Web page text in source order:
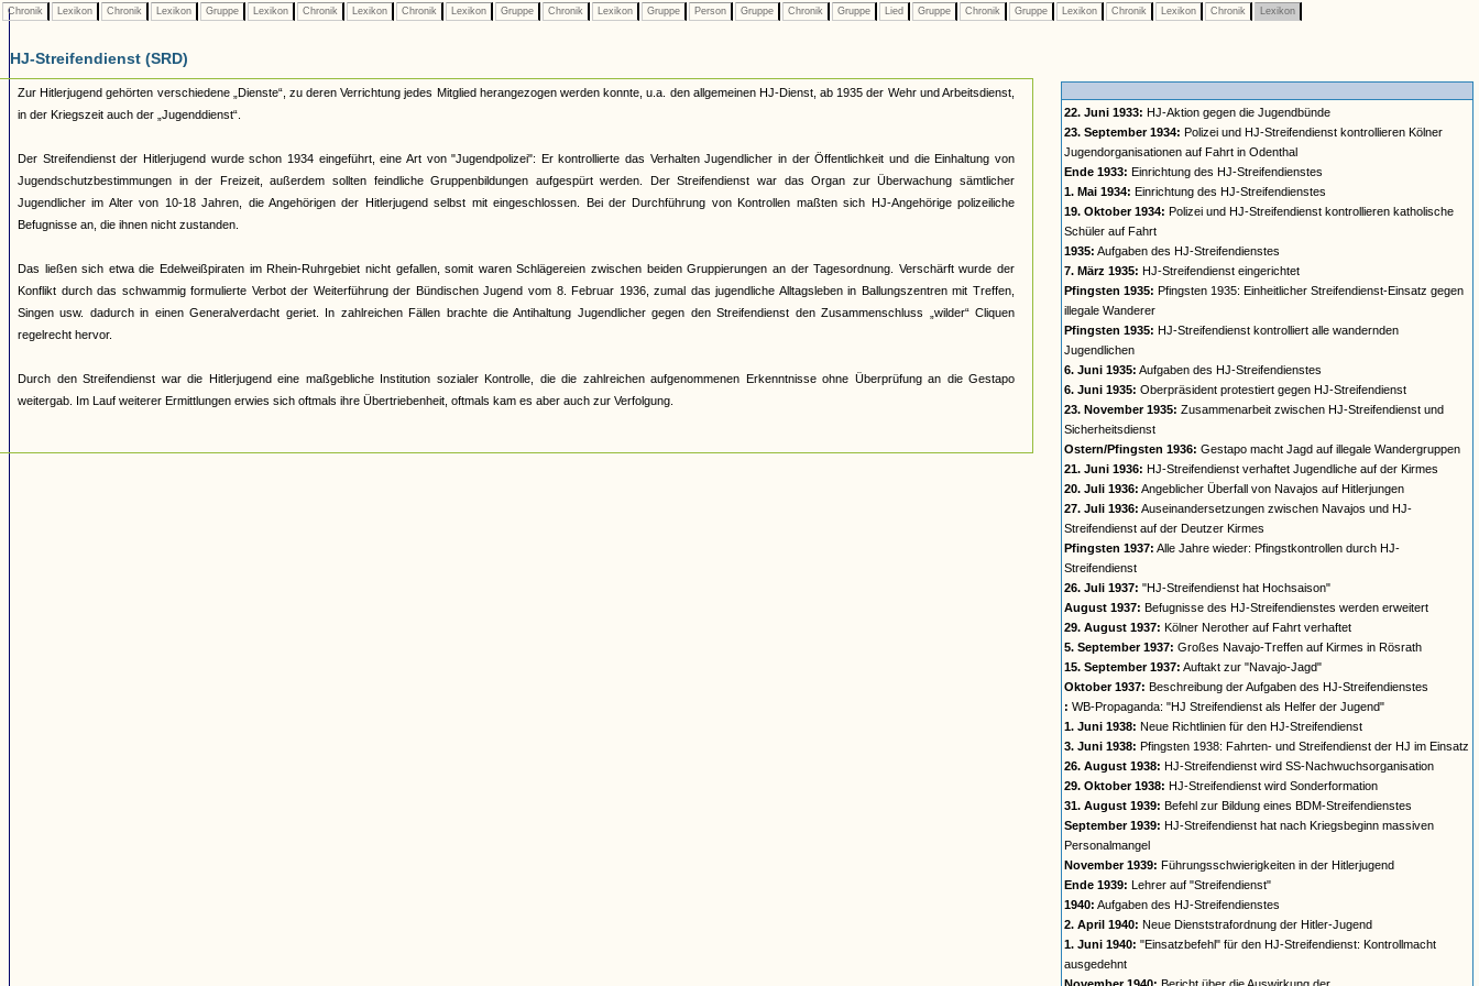
Chronik Lexikon Chronik Lexikon Gruppe Lexikon Chronik Lexikon Chronik Lexikon Gruppe Chronik Lexikon Gruppe Person Gruppe Chronik Gruppe Lied Gruppe Chronik Gruppe Lexikon Chronik Lexikon Chronik Lexikon
HJ-Streifendienst (SRD)
Zur Hitlerjugend gehörten verschiedene „Dienste“, zu deren Verrichtung jedes Mitglied herangezogen werden konnte, u.a. den allgemeinen HJ-Dienst, ab 1935 der Wehr und Arbeitsdienst,
in der Kriegszeit auch der „Jugenddienst“.
Der Streifendienst der Hitlerjugend wurde schon 1934 eingeführt, eine Art von "Jugendpolizei": Er kontrollierte das Verhalten Jugendlicher in der Öffentlichkeit und die Einhaltung von
Jugendschutzbestimmungen in der Freizeit, außerdem sollten feindliche Gruppenbildungen aufgespürt werden. Der Streifendienst war das Organ zur Überwachung sämtlicher
Jugendlicher im Alter von 10-18 Jahren, die Angehörigen der Hitlerjugend selbst mit eingeschlossen. Bei der Durchführung von Kontrollen maßten sich HJ-Angehörige polizeiliche
Befugnisse an, die ihnen nicht zustanden.
Das ließen sich etwa die Edelweißpiraten im Rhein-Ruhrgebiet nicht gefallen, somit waren Schlägereien zwischen beiden Gruppierungen an der Tagesordnung. Verschärft wurde der
Konflikt durch das schwammig formulierte Verbot der Weiterführung der Bündischen Jugend vom 8. Februar 1936, zumal das jugendliche Alltagsleben in Ballungszentren mit Treffen,
Singen usw. dadurch in einen Generalverdacht geriet. In zahlreichen Fällen brachte die Antihaltung Jugendlicher gegen den Streifendienst den Zusammenschluss „wilder“ Cliquen
regelrecht hervor.
Durch den Streifendienst war die Hitlerjugend eine maßgebliche Institution sozialer Kontrolle, die die zahlreichen aufgenommenen Erkenntnisse ohne Überprüfung an die Gestapo
weitergab. Im Lauf weiterer Ermittlungen erwies sich oftmals ihre Übertriebenheit, oftmals kam es aber auch zur Verfolgung.
22. Juni 1933: HJ-Aktion gegen die Jugendbünde
23. September 1934: Polizei und HJ-Streifendienst kontrollieren Kölner
Jugendorganisationen auf Fahrt in Odenthal
Ende 1933: Einrichtung des HJ-Streifendienstes
1. Mai 1934: Einrichtung des HJ-Streifendienstes
19. Oktober 1934: Polizei und HJ-Streifendienst kontrollieren katholische
Schüler auf Fahrt
1935: Aufgaben des HJ-Streifendienstes
7. März 1935: HJ-Streifendienst eingerichtet
Pfingsten 1935: Pfingsten 1935: Einheitlicher Streifendienst-Einsatz gegen
illegale Wanderer
Pfingsten 1935: HJ-Streifendienst kontrolliert alle wandernden
Jugendlichen
6. Juni 1935: Aufgaben des HJ-Streifendienstes
6. Juni 1935: Oberpräsident protestiert gegen HJ-Streifendienst
23. November 1935: Zusammenarbeit zwischen HJ-Streifendienst und
Sicherheitsdienst
Ostern/Pfingsten 1936: Gestapo macht Jagd auf illegale Wandergruppen
21. Juni 1936: HJ-Streifendienst verhaftet Jugendliche auf der Kirmes
20. Juli 1936: Angeblicher Überfall von Navajos auf Hitlerjungen
27. Juli 1936: Auseinandersetzungen zwischen Navajos und HJ-
Streifendienst auf der Deutzer Kirmes
Pfingsten 1937: Alle Jahre wieder: Pfingstkontrollen durch HJ-
Streifendienst
26. Juli 1937: "HJ-Streifendienst hat Hochsaison"
August 1937: Befugnisse des HJ-Streifendienstes werden erweitert
29. August 1937: Kölner Nerother auf Fahrt verhaftet
5. September 1937: Großes Navajo-Treffen auf Kirmes in Rösrath
15. September 1937: Auftakt zur "Navajo-Jagd"
Oktober 1937: Beschreibung der Aufgaben des HJ-Streifendienstes
: WB-Propaganda: "HJ Streifendienst als Helfer der Jugend"
1. Juni 1938: Neue Richtlinien für den HJ-Streifendienst
3. Juni 1938: Pfingsten 1938: Fahrten- und Streifendienst der HJ im Einsatz
26. August 1938: HJ-Streifendienst wird SS-Nachwuchsorganisation
29. Oktober 1938: HJ-Streifendienst wird Sonderformation
31. August 1939: Befehl zur Bildung eines BDM-Streifendienstes
September 1939: HJ-Streifendienst hat nach Kriegsbeginn massiven
Personalmangel
November 1939: Führungsschwierigkeiten in der Hitlerjugend
Ende 1939: Lehrer auf "Streifendienst"
1940: Aufgaben des HJ-Streifendienstes
2. April 1940: Neue Dienststrafordnung der Hitler-Jugend
1. Juni 1940: "Einsatzbefehl" für den HJ-Streifendienst: Kontrollmacht
ausgedehnt